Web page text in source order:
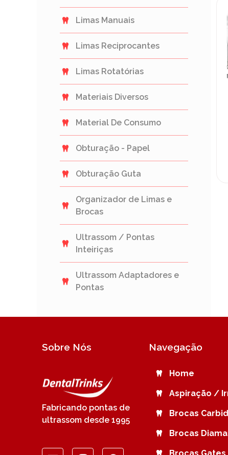
Limas Manuais
Limas Reciprocantes
Limas Rotatórias
Materiais Diversos
Material De Consumo
Obturação - Papel
Obturação Guta
Organizador de Limas e
Brocas
Ultrassom / Pontas
Inteiriças
Ultrassom Adaptadores e
Pontas
Sobre Nós
Fabricando pontas de
ultrassom desde 1995
Navegação
Home
Aspiração /
Brocas
Brocas